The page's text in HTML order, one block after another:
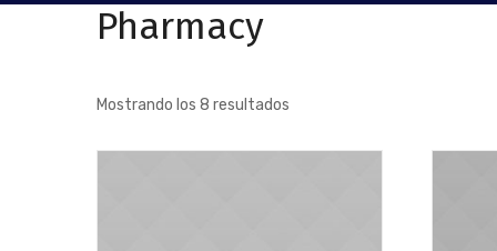
Pharmacy
Mostrando los 8 resultados